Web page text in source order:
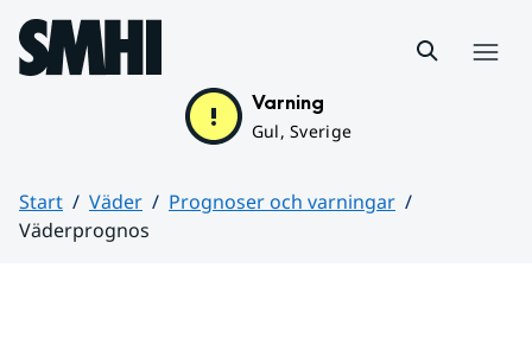
Hoppa till sidans innehåll
Varning
Gul, Sverige
Start Väder
Prognoser och varningar
Väderprognos